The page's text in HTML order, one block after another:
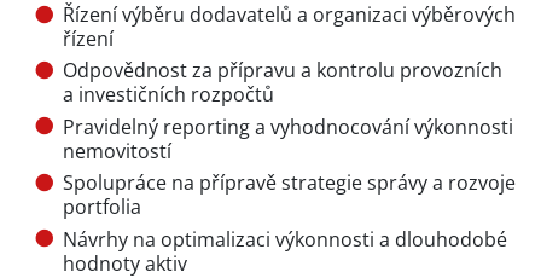
Řízení výběru dodavatelů a organizaci výběrových
řízení
Odpovědnost za přípravu a kontrolu provozních
a investičních rozpočtů
Pravidelný reporting a vyhodnocování výkonnosti
nemovitostí
Spolupráce na přípravě strategie správy a rozvoje
portfolia
Návrhy na optimalizaci výkonnosti a dlouhodobé
hodnoty aktiv